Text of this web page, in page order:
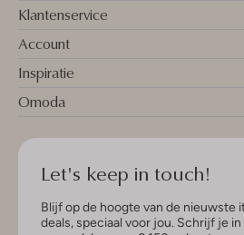
Klantenservice
Account
Inspiratie
Omoda
Let's keep in touch!
Blijf op de hoogte van de nieuwste
deals, speciaal voor jou. Schrijf je